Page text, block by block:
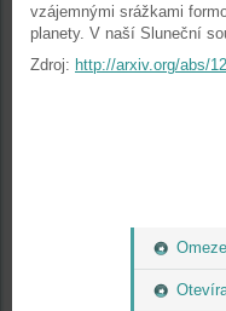
vzájemnými srážkami
planety. V naší Sluneční
Zdroj: http://arxiv.org/abs/